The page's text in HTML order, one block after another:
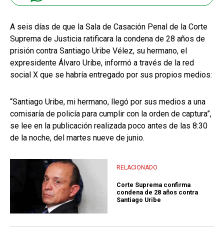
A seis días de que la Sala de Casación Penal de la Corte
Suprema de Justicia ratificara la condena de 28 años de
prisión contra Santiago Uribe Vélez, su hermano, el
expresidente Álvaro Uribe, informó a través de la red
social X que se habría entregado por sus propios medios:
“Santiago Uribe, mi hermano, llegó por sus medios a una
comisaría de policía para cumplir con la orden de captura”,
se lee en la publicación realizada poco antes de las 8:30
de la noche, del martes nueve de junio.
RELACIONADO
Corte Suprema confirma
condena de 28 años contra
Santiago Uribe